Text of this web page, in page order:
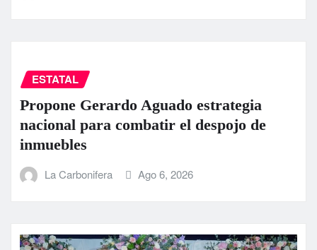
ESTATAL
Propone Gerardo Aguado estrategia
nacional para combatir el despojo de
inmuebles
La Carbonifera Ago 6, 2026